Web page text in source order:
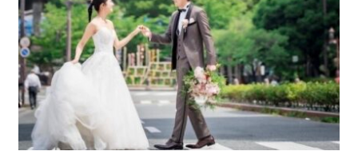
資料請求
プラン
ブライダルフェア